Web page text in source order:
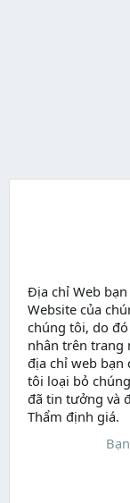
Địa chỉ Web
Website của
chúng tôi, do
nhân trên trang
địa chỉ web bạn
tôi loại bỏ
đã tin tưởng và
Thẩm định giá.